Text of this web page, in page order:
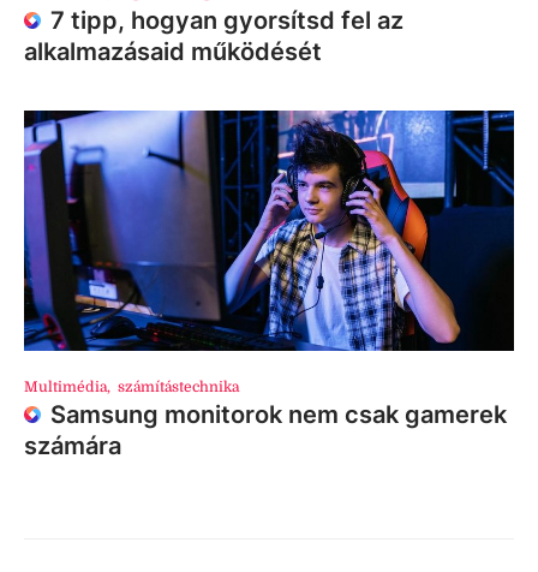
7 tipp, hogyan gyorsítsd fel az
alkalmazásaid működését
Multimédia, számítástechnika
Samsung monitorok nem csak gamerek
számára